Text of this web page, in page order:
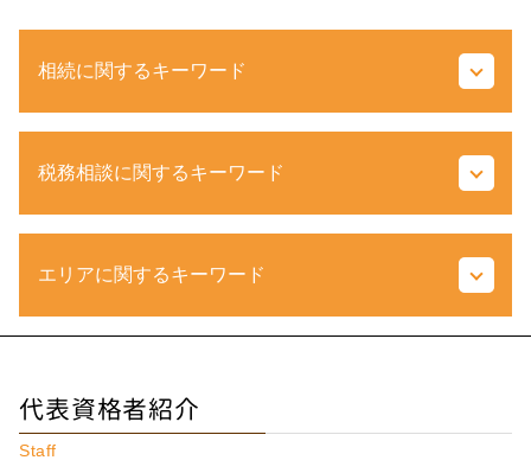
相続に関するキーワード
相続 種類
生前贈与 現金
単純承認 とは
相続放棄 とは
死亡保険金 相続税
相続税 分割
税務相談に関するキーワード
更正の請求 とは
経常利益 とは
訂正申告 とは
エリアに関するキーワード
不動産相続 調布市 相談
相続税 府中市 相談
代表資格者紹介
Staff